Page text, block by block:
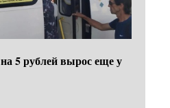
5 рублей вырос еще у